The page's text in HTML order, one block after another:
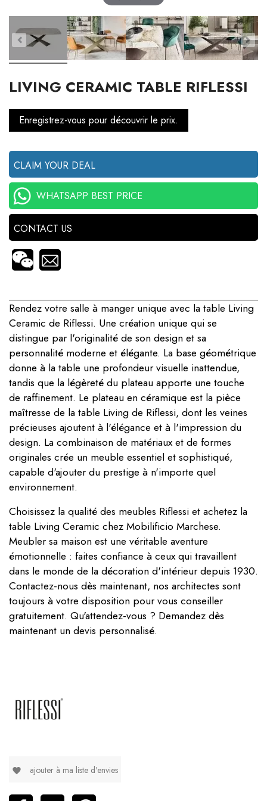
LIVING CERAMIC TABLE RIFLESSI
Enregistrez-vous pour découvrir le prix.
CLAIM YOUR DEAL
WHATSAPP BEST PRICE
CONTACT US
Rendez votre salle à manger unique avec la table Living
Ceramic de Riflessi. Une création unique qui se
distingue par l'originalité de son design et sa
personnalité moderne et élégante. La base géométrique
donne à la table une profondeur visuelle inattendue,
tandis que la légèreté du plateau apporte une touche
de raffinement. Le plateau en céramique est la pièce
maîtresse de la table Living de Riflessi, dont les veines
précieuses ajoutent à l'élégance et à l'impression du
design. La combinaison de matériaux et de formes
originales crée un meuble essentiel et sophistiqué,
capable d'ajouter du prestige à n'importe quel
environnement.
Choisissez la qualité des meubles Riflessi et achetez la
table Living Ceramic chez Mobilificio Marchese.
Meubler sa maison est une véritable aventure
émotionnelle : faites confiance à ceux qui travaillent
dans le monde de la décoration d'intérieur depuis 1930.
Contactez-nous dès maintenant, nos architectes sont
toujours à votre disposition pour vous conseiller
gratuitement. Qu'attendez-vous ? Demandez dès
maintenant un devis personnalisé.
favorite ajouter à ma liste d'envies